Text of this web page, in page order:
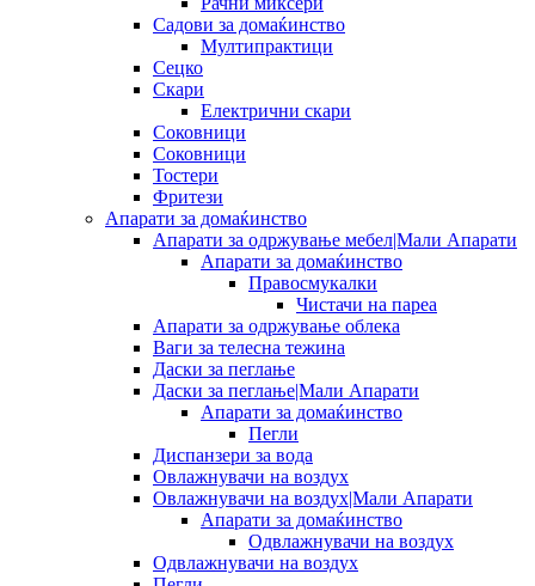
Садови за домаќинство
Мултипрактици
Сецко
Скари
Електрични скари
Соковници
Соковници
Тостери
Фритези
Апарати за домаќинство
Апарати за одржување мебел|Мали Апарати
Апарати за домаќинство
Правосмукалки
Чистачи на пареа
Апарати за одржување облека
Ваги за телесна тежина
Даски за пеглање
Даски за пеглање|Мали Апарати
Апарати за домаќинство
Пегли
Диспанзери за вода
Овлажнувачи на воздух
Овлажнувачи на воздух|Мали Апарати
Апарати за домаќинство
Одвлажнувачи на воздух
Одвлажнувачи на воздух